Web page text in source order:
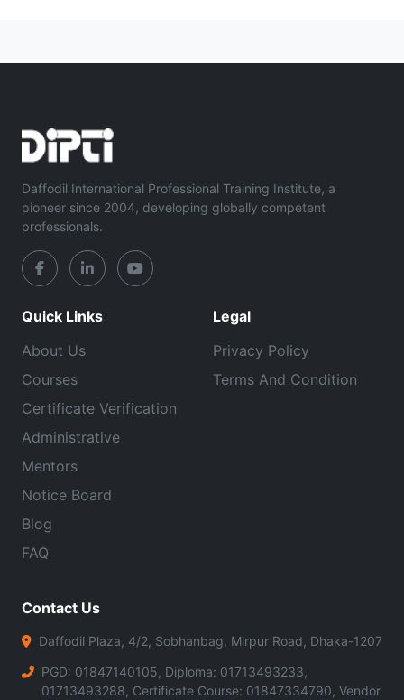
Daffodil International Professional Training Institute, a
pioneer since 2004, developing globally competent
professionals.
Quick Links
About Us
Courses
Certificate Verification
Administrative
Mentors
Notice Board
Blog
FAQ
Legal
Privacy Policy
Terms And Condition
Contact Us
Daffodil Plaza, 4/2, Sobhanbag, Mirpur Road, Dhaka-1207
PGD: 01847140105, Diploma: 01713493233,
01713493288, Certificate Course: 01847334790, Vendor